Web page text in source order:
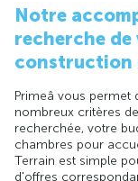
Notre
recherche
construction
Primeâ vous permet
nombreux critères
recherchée, votre
chambres pour
Terrain est simple
d'offres